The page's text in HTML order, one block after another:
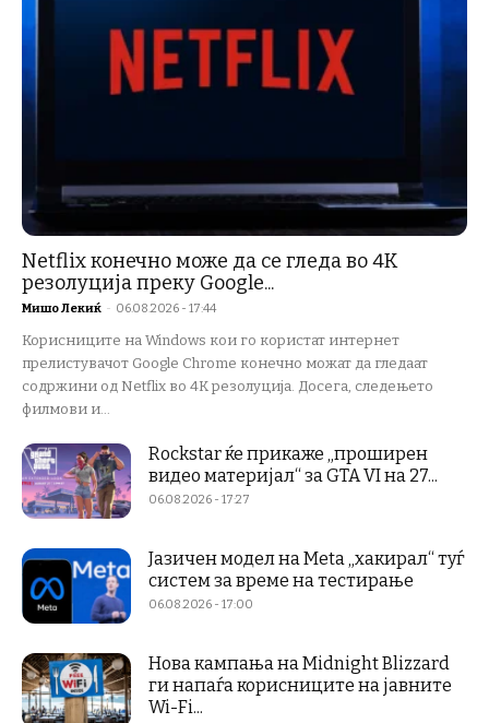
Netflix конечно може да се гледа во 4K
резолуција преку Google...
Мишо Лекиќ - 06.08.2026 - 17:44
Корисниците на Windows кои го користат интернет
прелистувачот Google Chrome конечно можат да гледаат
содржини од Netflix во 4K резолуција. Досега, следењето
филмови и...
Rockstar ќе прикаже „проширен
видео материјал“ за GTA VI на 27...
06.08.2026 - 17:27
Јазичен модел на Meta „хакирал“ туѓ
систем за време на тестирање
06.08.2026 - 17:00
Нова кампања на Midnight Blizzard
ги напаѓа корисниците на јавните
Wi-Fi...